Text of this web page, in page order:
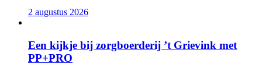
2 augustus 2026
Een kijkje bij zorgboerderij ’t Grievink met
PP+PRO